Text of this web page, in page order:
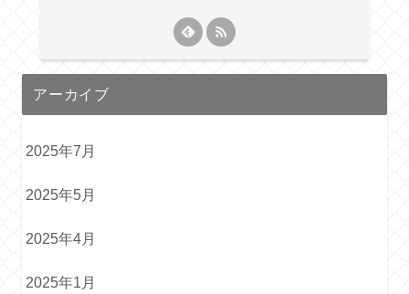
アーカイブ
2025年7月
2025年5月
2025年4月
2025年1月